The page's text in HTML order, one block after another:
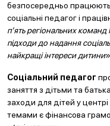
безпосередньо працюють
соціальні педагог і
п’ять регіональних
підходи до надання
найкращі інтереси дитини
Соціальний педагог
заняття з дітьми та
заходи для дітей у
темами є фінансова